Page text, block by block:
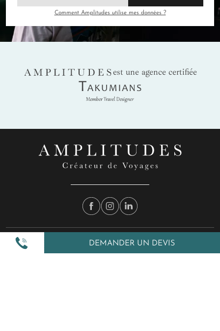
DEMANDER UN DEVIS
Comment Amplitudes utilise mes données ?
AMPLITUDES
est une agence certifiée
Takumians
Nos inspirations